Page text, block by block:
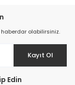
olabilirsiniz.
Kayıt Ol
Edin